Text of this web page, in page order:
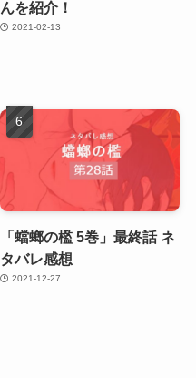
んを紹介！
2021-02-13
「蟷螂の檻 5巻」最終話 ネ
タバレ感想
2021-12-27